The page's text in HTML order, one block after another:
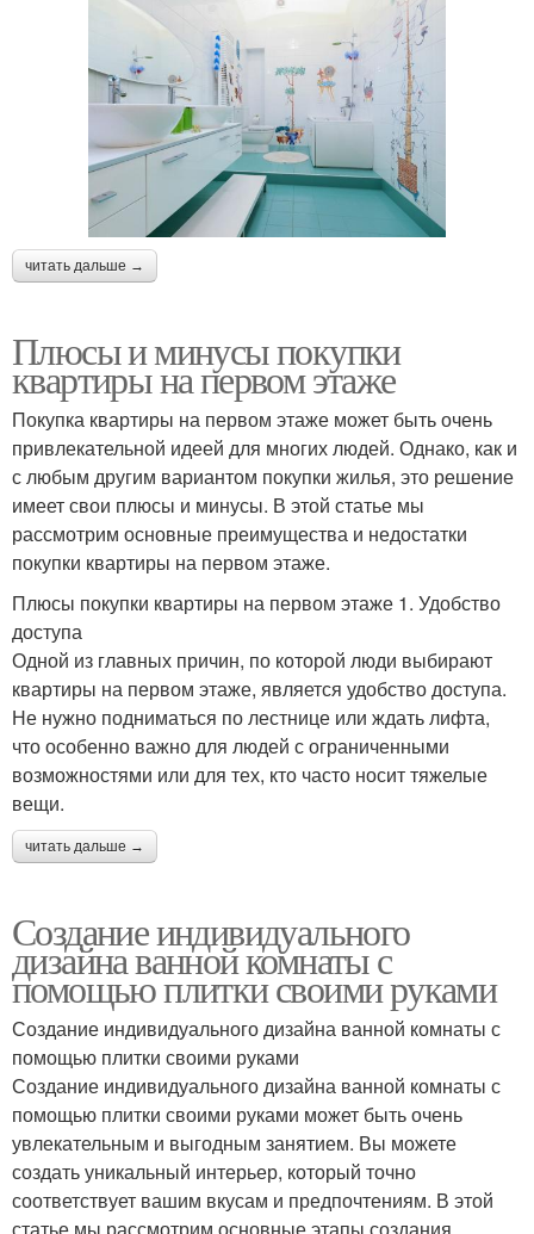
читать дальше →
Плюсы и минусы покупки
квартиры на первом этаже
Покупка квартиры на первом этаже может быть очень
привлекательной идеей для многих людей. Однако, как и
с любым другим вариантом покупки жилья, это решение
имеет свои плюсы и минусы. В этой статье мы
рассмотрим основные преимущества и недостатки
покупки квартиры на первом этаже.
Плюсы покупки квартиры на первом этаже 1. Удобство
доступа
Одной из главных причин, по которой люди выбирают
квартиры на первом этаже, является удобство доступа.
Не нужно подниматься по лестнице или ждать лифта,
что особенно важно для людей с ограниченными
возможностями или для тех, кто часто носит тяжелые
вещи.
читать дальше →
Создание индивидуального
дизайна ванной комнаты с
помощью плитки своими руками
Создание индивидуального дизайна ванной комнаты с
помощью плитки своими руками
Создание индивидуального дизайна ванной комнаты с
помощью плитки своими руками может быть очень
увлекательным и выгодным занятием. Вы можете
создать уникальный интерьер, который точно
соответствует вашим вкусам и предпочтениям. В этой